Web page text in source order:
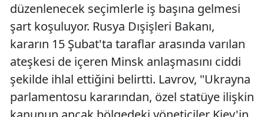
düzenlenecek seçimlerle iş başına gelmesi
şart koşuluyor. Rusya Dışişleri Bakanı,
kararın 15 Şubat'ta taraflar arasında varılan
ateşkesi de içeren Minsk anlaşmasını ciddi
şekilde ihlal ettiğini belirtti. Lavrov, "Ukrayna
parlamentosu kararından, özel statüye ilişkin